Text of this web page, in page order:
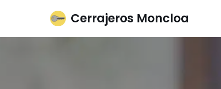
al
Cerrajeros Moncloa